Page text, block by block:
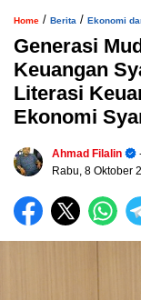
Home / Berita / Ekonomi
Generasi
Keuangan
Literasi
Ekonomi
Ahmad Filalin
Rabu, 8 Oktober